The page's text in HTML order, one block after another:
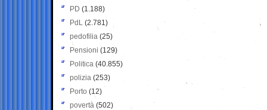
PD (1.188)
PdL (2.781)
pedofilia (25)
Pensioni (129)
Politica (40.855)
polizia (253)
Porto (12)
povertà (502)